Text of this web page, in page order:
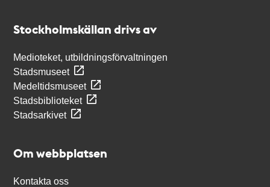
Stockholmskällan drivs av
Medioteket, utbildningsförvaltningen
Stadsmuseet
Medeltidsmuseet
Stadsbiblioteket
Stadsarkivet
Om webbplatsen
Kontakta oss